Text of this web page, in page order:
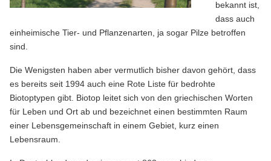
bekannt ist,
dass auch
einheimische Tier- und Pflanzenarten, ja sogar Pilze betroffen
sind.
Die Wenigsten haben aber vermutlich bisher davon gehört, dass
es bereits seit 1994 auch eine Rote Liste für bedrohte
Biotoptypen gibt. Biotop leitet sich von den griechischen Worten
für Leben und Ort ab und bezeichnet einen bestimmten Raum
einer Lebensgemeinschaft in einem Gebiet, kurz einen
Lebensraum.